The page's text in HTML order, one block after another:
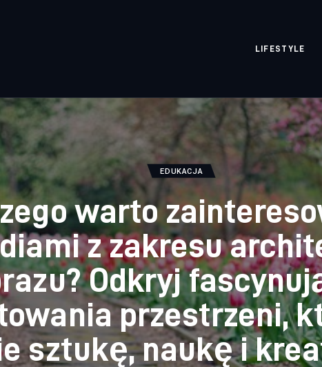
LIFESTYLE
EDUKACJA
warto
z zakresu
Odkryj
przestrzeni,
sztukę, naukę i